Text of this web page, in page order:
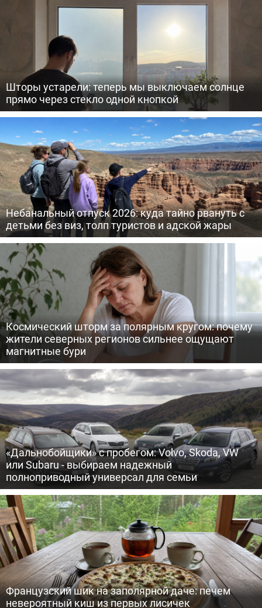
Шторы устарели: теперь мы выключаем солнце
прямо через стекло одной кнопкой
Небанальный отпуск 2026: куда тайно рвануть с
детьми без виз, толп туристов и адской жары
Космический шторм за полярным кругом: почему
жители северных регионов сильнее ощущают
магнитные бури
«Дальнобойщики» с пробегом: Volvo, Skoda, VW
или Subaru - выбираем надежный
полноприводный универсал для семьи
Французский шик на заполярной даче: печем
невероятный киш из первых лисичек